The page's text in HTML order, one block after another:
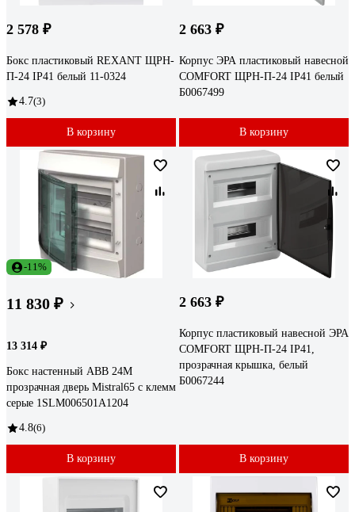
2 578 ₽
Бокс пластиковый REXANT ЩРН-
П-24 IP41 белый 11-0324
4.7(3)
В корзину
2 663 ₽
Корпус ЭРА пластиковый навесной
COMFORT ЩРН-П-24 IP41 белый
Б0067499
В корзину
-11%
11 830 ₽
13 314 ₽
Бокс настенный ABB 24М
прозрачная дверь Mistral65 с клемм
серые 1SLM006501A1204
4.8(6)
В корзину
2 663 ₽
Корпус пластиковый навесной ЭРА
COMFORT ЩРН-П-24 IP41,
прозрачная крышка, белый
Б0067244
В корзину